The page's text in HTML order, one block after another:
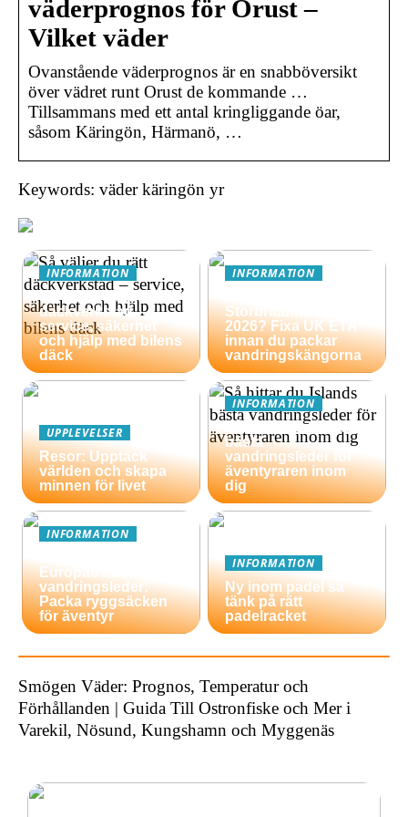
väderprognos för Orust –
Vilket väder
Ovanstående väderprognos är en snabböversikt
över vädret runt Orust de kommande …
Tillsammans med ett antal kringliggande öar,
såsom Käringön, Härmanö, …
Keywords: väder käringön yr
INFORMATION
Så väljer du rätt
däckverkstad –
service, säkerhet
och hjälp med bilens
däck
INFORMATION
Storbritannien
2026? Fixa UK ETA
innan du packar
vandringskängorna
UPPLEVELSER
Resor: Upptäck
världen och skapa
minnen för livet
INFORMATION
Så hittar du Islands
bästa
vandringsleder för
äventyraren inom
dig
INFORMATION
Europas bästa
vandringsleder:
Packa ryggsäcken
för äventyr
INFORMATION
Ny inom padel så
tänk på rätt
padelracket
Smögen Väder: Prognos, Temperatur och
Förhållanden | Guida Till Ostronfiske och Mer i
Varekil, Nösund, Kungshamn och Myggenäs